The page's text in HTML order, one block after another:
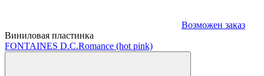
Возможен заказ
Виниловая пластинка
FONTAINES D.C.Romance (hot pink)